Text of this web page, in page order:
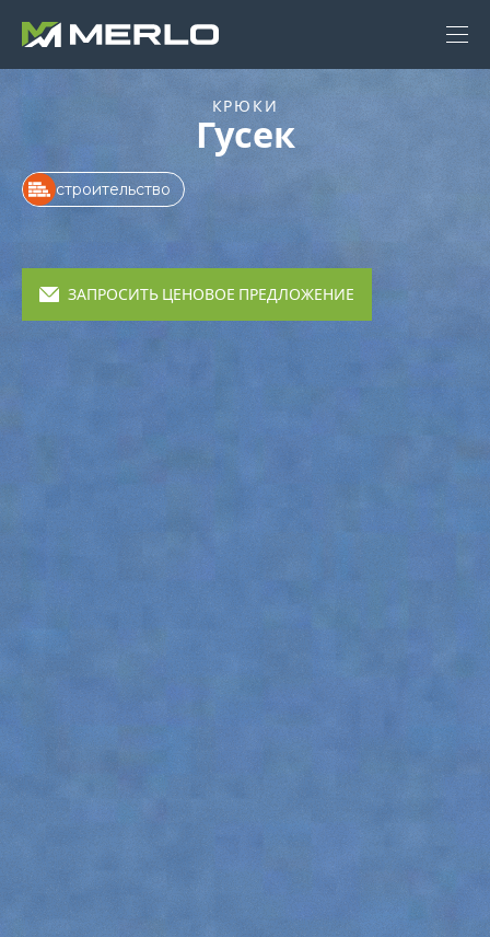
КРЮКИ
Гусек
строительство
ЗАПРОСИТЬ ЦЕНОВОЕ ПРЕДЛОЖЕНИЕ